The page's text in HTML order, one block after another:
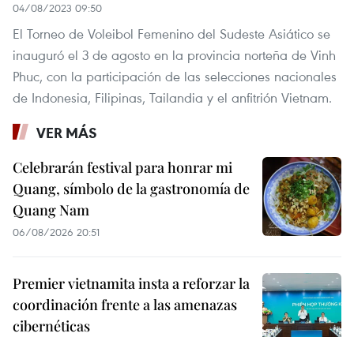
04/08/2023 09:50
El Torneo de Voleibol Femenino del Sudeste Asiático se
inauguró el 3 de agosto en la provincia norteña de Vinh
Phuc, con la participación de las selecciones nacionales
de Indonesia, Filipinas, Tailandia y el anfitrión Vietnam.
VER MÁS
Celebrarán festival para honrar mi
Quang, símbolo de la gastronomía de
Quang Nam
06/08/2026 20:51
Premier vietnamita insta a reforzar la
coordinación frente a las amenazas
cibernéticas